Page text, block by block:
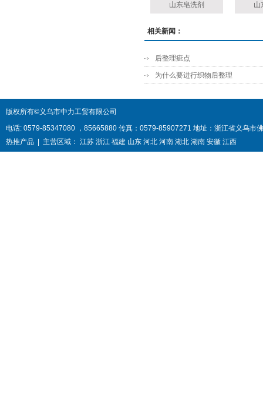
山东皂洗剂 山
相关新闻：
后整理疵点
为什么要进行织物后整理
版权所有©义乌市中力工贸有限公司
电话: 0579-85347080 ，85665880 传真：0579-85907271 地址：浙
热推产品 | 主营区域： 江苏 浙江 福建 山东 河北 河南 湖北 湖南 安徽 江西